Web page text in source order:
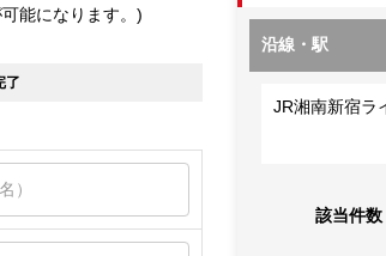
能になります。)
了
沿線・駅
JR湘南新宿ラ
該当件数